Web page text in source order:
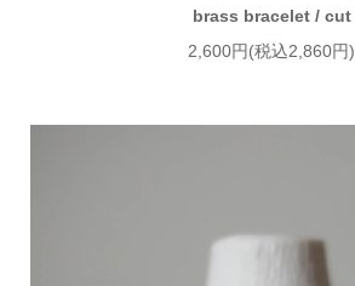
brass bracelet / cut
2,600円(税込2,860円)